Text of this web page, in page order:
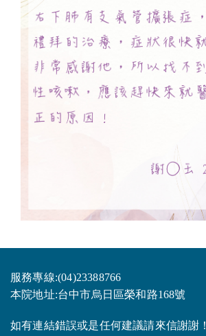
服務專線:(04)23388766
本院地址:台中市烏日區榮和路168號
如有連結錯誤或是任何建議請來信謝謝！